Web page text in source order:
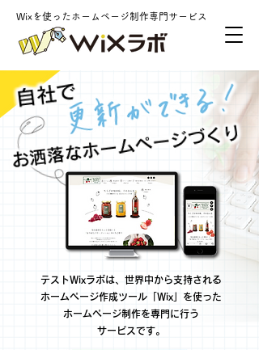
Wixを使ったホームページ制作専門サービス
テストWixラボは、世界中から支持される
ホームページ作成ツール「Wix」を使った
ホームページ制作を専門に行う
サービスです。